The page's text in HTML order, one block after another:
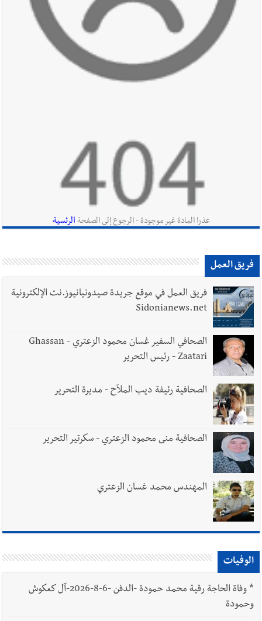
أخبار صيدا
مؤسسة مياه لبنان الجنوبي : انخفاض التغذية بالمياه
في صيدا نتيجة الانقطاع المتكرر لخط الخدمات الكهربائي
لزراعة الزعتر بعدما أبعده القصف الإسرائيلي عن أرضه
قراءات ومستجدات ومواقف في لبنان والمنطقة -
الجمعة 7-8-2026: مفاوضات متعثّرة في روما؟ | عون: علينا
الاستمرار بمسار التفاوض؟ واشنطن لتل أبيب: الحزب لم يخرق؟ |
أخبار لبنان مفكرة النشاطات الرسمية المقررة في لبنان ليوم الجمعة
7-8-2026
أخبار لبنان
8-2026
أخبار لبنان
الخميس 6-8-2026
العالم العربي
يبقى الشعب الفلسطيني يعيش كل هذا الألم؟ وإلى متى تستمر هذه
المعاناة التي تمزق القلوب والضمائر؟
عذرا المادة غير موجودة - الرجوع إلى الصفحة الرئسية
فريق العمل
فريق العمل في موقع جريدة صيدونيانيوز.نت الإلكترونية
Sidonianews.net
الصحافي السفير غسان محمود الزعتري - Ghassan
Zaatari - رئيس التحرير
الصحافية رئيفة ديب الملاّح - مديرة التحرير
الصحافية منى محمود الزعتري - سكرتير التحرير
المهندس محمد غسان الزعتري
الوفيات
*
وفاة الحاجة رقية محمد حمودة -الدفن -6-8-2026-آل كعكوش
وحمودة